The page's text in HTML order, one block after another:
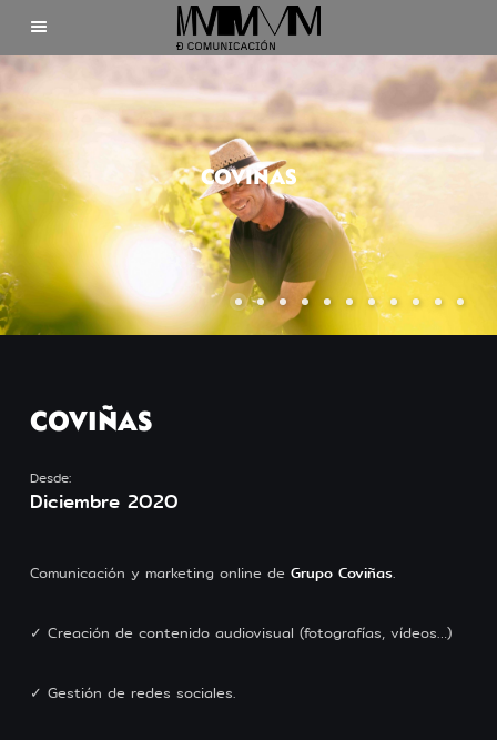
COVIÑAS
COVIÑAS
Desde:
Diciembre 2020
Comunicación y marketing online de Grupo Coviñas.
✓ Creación de contenido audiovisual (fotografías, vídeos…)
✓ Gestión de redes sociales.
Inicio
Clientes
Nosotros
Contacto